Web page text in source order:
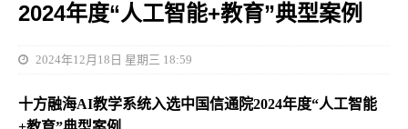
2024年度“人工智能+教育”典型案例
2024年12月18日 星期三 18:59
十方融海AI教学系统入选中国信通院2024年度“人工智能